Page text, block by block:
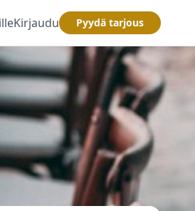
Kirjaudu Pyydä tarjous